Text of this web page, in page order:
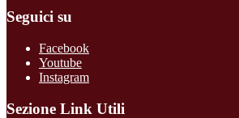
Seguici su
Facebook
Youtube
Instagram
Sezione Link Utili